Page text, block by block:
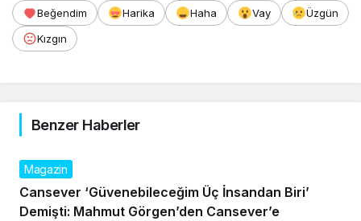
Beğendim Harika Haha Vay
Üzgün
Kızgın
Benzer Haberler
Magazin
Cansever ‘Güvenebileceğim Üç İnsandan Biri’
Demişti: Mahmut Görgen’den Cansever’e